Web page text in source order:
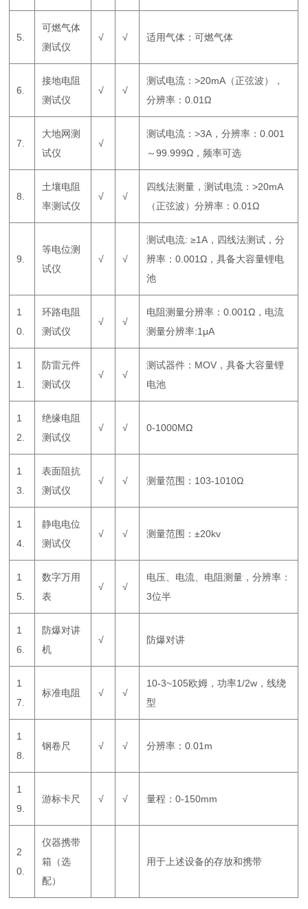
5.
可燃气体
测试仪
√ √ 适用气体：可燃气体
6.
接地电阻
测试仪
√ √
测试电流：>20mA（正弦波），
分辨率：0.01Ω
7.
大地网测
试仪
√
测试电流：>3A，分辨率：0.001
～99.999Ω，频率可选
8.
土壤电阻
率测试仪
√ √
四线法测量，测试电流：>20mA
（正弦波）分辨率：0.01Ω
9.
等电位测
试仪
√ √
测试电流: ≥1A，四线法测试，分
辨率：0.001Ω，具备大容量锂电
池
1
0.
环路电阻
测试仪
√ √
电阻测量分辨率：0.001Ω，电流
测量分辨率:1μA
1
1.
防雷元件
测试仪
√ √
测试器件：MOV，具备大容量锂
电池
1
2.
绝缘电阻
测试仪
√ √ 0-1000MΩ
1
3.
表面阻抗
测试仪
√ √ 测量范围：103-1010Ω
1
4.
静电电位
测试仪
√ √ 测量范围：±20kv
1
5.
数字万用
表
√ √
电压、电流、电阻测量，分辨率：
3位半
1
6.
防爆对讲
机
√ 防爆对讲
1
7.
标准电阻 √ √
10-3~105欧姆，功率1/2w，线绕
型
1
8.
钢卷尺 √ √ 分辨率：0.01m
1
9.
游标卡尺 √ √ 量程：0-150mm
2
0.
仪器携带
箱（选
配）
用于上述设备的存放和携带